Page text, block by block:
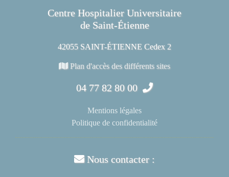
Centre Hospitalier Universitaire
de Saint-Étienne
42055 SAINT-ÉTIENNE Cedex 2
Plan d'accès des différents sites
04 77 82 80 00
Mentions légales
Politique de confidentialité
Nous contacter :